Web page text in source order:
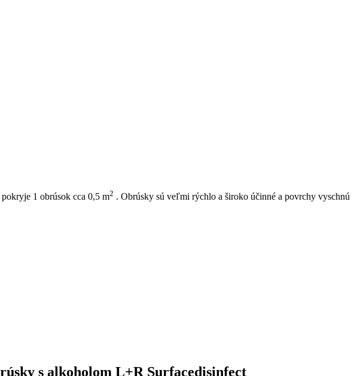
1 obrúsok cca 0,5 m2 . Obrúsky sú veľmi rýchlo a široko účinné a povrchy vyschnú
s alkoholom L+R Surfacedisinfect